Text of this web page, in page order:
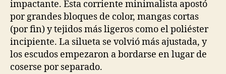
impactante. Esta corriente minimalista apostó
por grandes bloques de color, mangas cortas
(por fin) y tejidos más ligeros como el poliéster
incipiente. La silueta se volvió más ajustada, y
los escudos empezaron a bordarse en lugar de
coserse por separado.